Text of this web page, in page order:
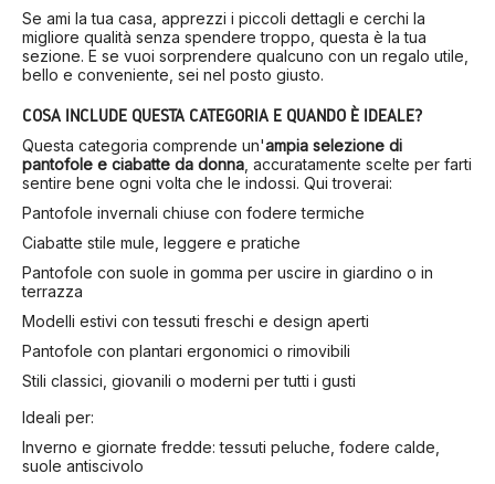
Se ami la tua casa, apprezzi i piccoli dettagli e cerchi la
migliore qualità senza spendere troppo, questa è la tua
sezione. E se vuoi sorprendere qualcuno con un regalo utile,
bello e conveniente, sei nel posto giusto.
COSA INCLUDE QUESTA CATEGORIA E QUANDO È IDEALE?
Questa categoria comprende un'ampia selezione di
pantofole e ciabatte da donna, accuratamente scelte per farti
sentire bene ogni volta che le indossi. Qui troverai:
Pantofole invernali chiuse con fodere termiche
Ciabatte stile mule, leggere e pratiche
Pantofole con suole in gomma per uscire in giardino o in
terrazza
Modelli estivi con tessuti freschi e design aperti
Pantofole con plantari ergonomici o rimovibili
Stili classici, giovanili o moderni per tutti i gusti
Ideali per:
Inverno e giornate fredde: tessuti peluche, fodere calde,
suole antiscivolo